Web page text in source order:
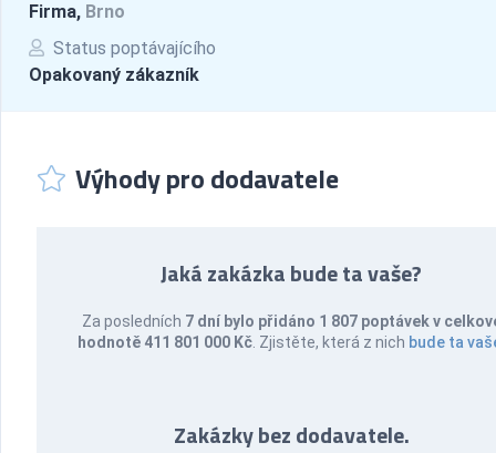
Firma, Brno
Status poptávajícího
Opakovaný zákazník
Výhody pro dodavatele
Jaká zakázka bude ta vaše?
Za posledních 7 dní bylo přidáno 1 807 poptávek v
hodnotě 411 801 000 Kč . Zjistěte, která z nich bude ta
Zakázky bez dodavatele.